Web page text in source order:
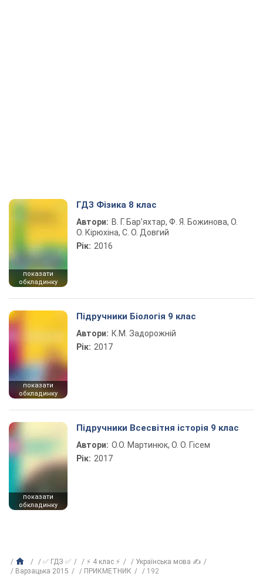
показати
обкладинку
ГДЗ Фізика 8 клас
Автори: В. Г. Бар’яхтар, Ф. Я. Божинова, О.
О. Кірюхіна, С. О. Довгий
Рік: 2016
показати
обкладинку
Підручники Біологія 9 клас
Автори: К.М. Задорожній
Рік: 2017
показати
обкладинку
Підручники Всесвітня історія 9 клас
Автори: О.О. Мартинюк, О. О. Гісем
Рік: 2017
✅ ГДЗ ✅ ⚡ 4 клас ⚡
Українська мова ✍
Варзацька 2015
ПРИКМЕТНИК 192